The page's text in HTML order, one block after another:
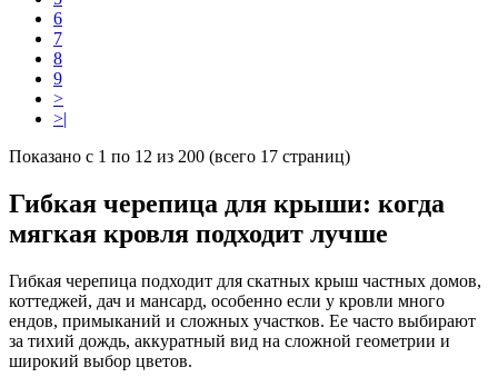
6
7
8
9
>
>|
Показано с 1 по 12 из 200 (всего 17 страниц)
Гибкая черепица для крыши: когда
мягкая кровля подходит лучше
Гибкая черепица подходит для скатных крыш частных домов,
коттеджей, дач и мансард, особенно если у кровли много
ендов, примыканий и сложных участков. Ее часто выбирают
за тихий дождь, аккуратный вид на сложной геометрии и
широкий выбор цветов.